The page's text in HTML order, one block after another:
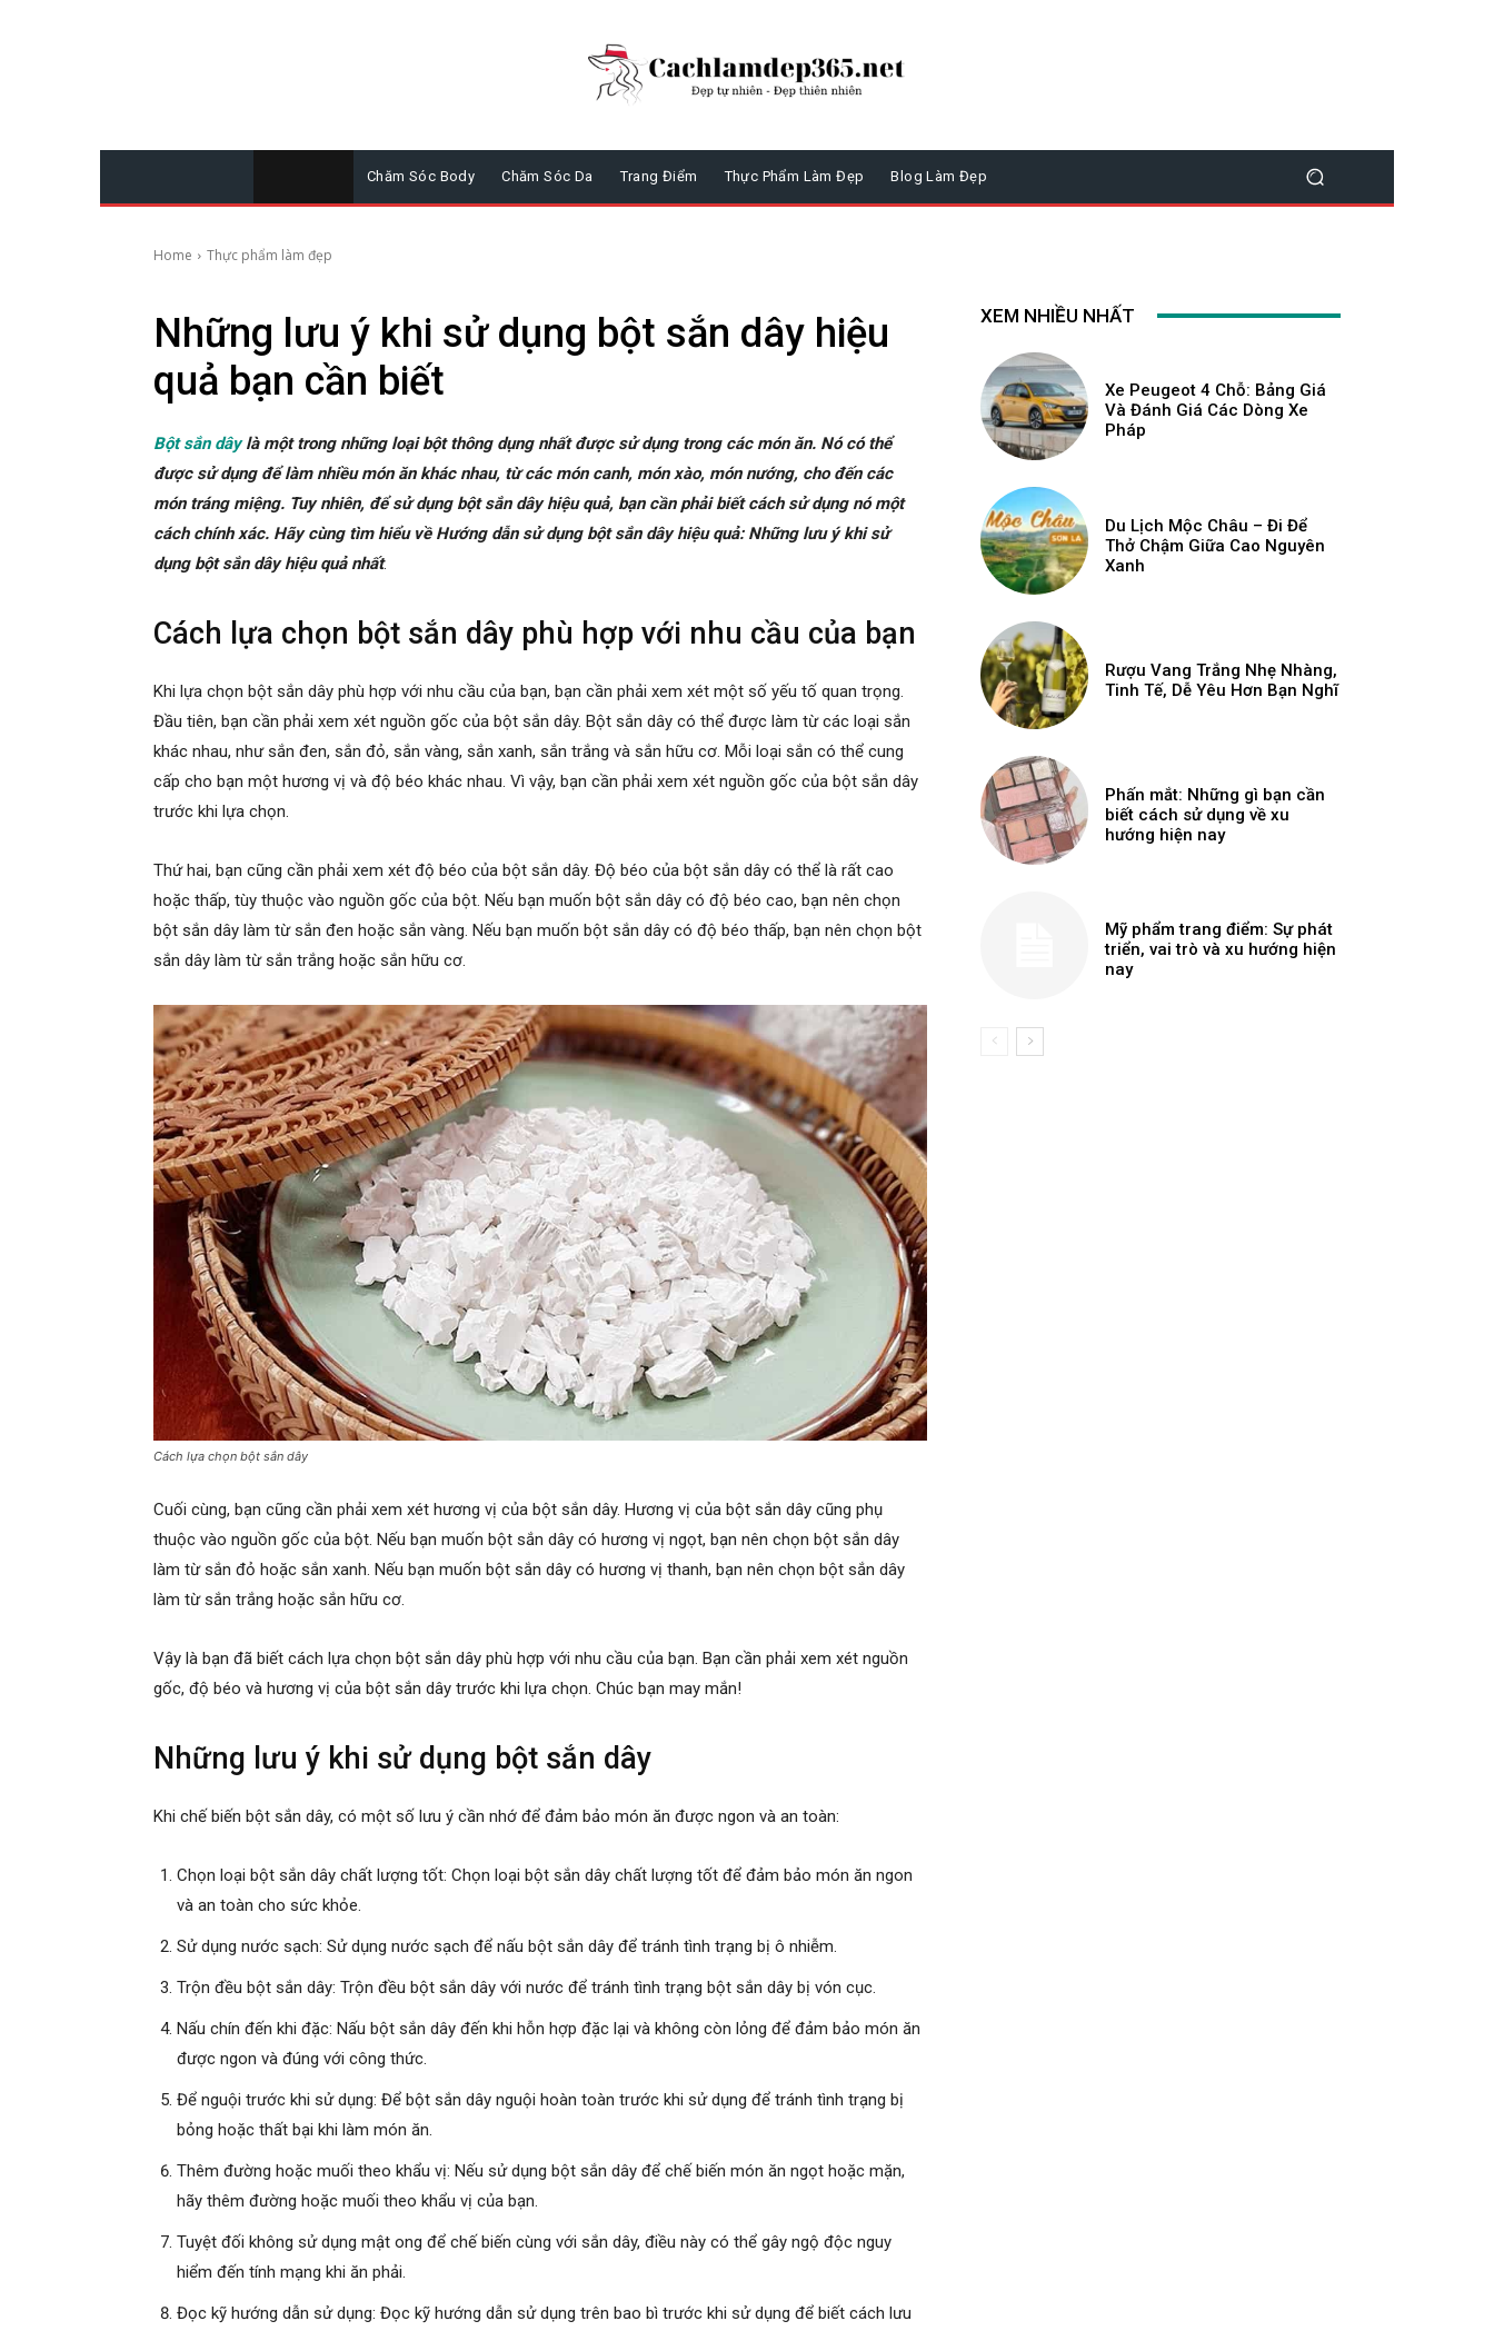
Chăm Sóc Body Chăm Sóc Da Trang Điểm Thực Phẩm Làm Đẹp Blog Làm Đẹp
Home Thực phẩm làm đẹp
Những lưu ý khi sử dụng bột sắn dây hiệu
quả bạn cần biết
Bột sắn dâylà một trong những loại bột thông dụng nhất được sử dụng trong các món ăn. Nó có thể
được sử dụng để làm nhiều món ăn khác nhau, từ các món canh, món xào, món nướng, cho đến các
món tráng miệng. Tuy nhiên, để sử dụng bột sắn dây hiệu quả, bạn cần phải biết cách sử dụng nó một
cách chính xác. Hãy cùng tìm hiểu về Hướng dẫn sử dụng bột sắn dây hiệu quả: Những lưu ý khi sử
dụng bột sắn dây hiệu quả nhất.
Cách lựa chọn bột sắn dây phù hợp với nhu cầu của bạn
Khi lựa chọn bột sắn dây phù hợp với nhu cầu của bạn, bạn cần phải xem xét một số yếu tố quan trọng.
Đầu tiên, bạn cần phải xem xét nguồn gốc của bột sắn dây. Bột sắn dây có thể được làm từ các loại sắn
khác nhau, như sắn đen, sắn đỏ, sắn vàng, sắn xanh, sắn trắng và sắn hữu cơ. Mỗi loại sắn có thể cung
cấp cho bạn một hương vị và độ béo khác nhau. Vì vậy, bạn cần phải xem xét nguồn gốc của bột sắn dây
trước khi lựa chọn.
Thứ hai, bạn cũng cần phải xem xét độ béo của bột sắn dây. Độ béo của bột sắn dây có thể là rất cao
hoặc thấp, tùy thuộc vào nguồn gốc của bột. Nếu bạn muốn bột sắn dây có độ béo cao, bạn nên chọn
bột sắn dây làm từ sắn đen hoặc sắn vàng. Nếu bạn muốn bột sắn dây có độ béo thấp, bạn nên chọn bột
sắn dây làm từ sắn trắng hoặc sắn hữu cơ.
Cách lựa chọn bột sắn dây
Cuối cùng, bạn cũng cần phải xem xét hương vị của bột sắn dây. Hương vị của bột sắn dây cũng phụ
thuộc vào nguồn gốc của bột. Nếu bạn muốn bột sắn dây có hương vị ngọt, bạn nên chọn bột sắn dây
làm từ sắn đỏ hoặc sắn xanh. Nếu bạn muốn bột sắn dây có hương vị thanh, bạn nên chọn bột sắn dây
làm từ sắn trắng hoặc sắn hữu cơ.
Vậy là bạn đã biết cách lựa chọn bột sắn dây phù hợp với nhu cầu của bạn. Bạn cần phải xem xét nguồn
gốc, độ béo và hương vị của bột sắn dây trước khi lựa chọn. Chúc bạn may mắn!
Những lưu ý khi sử dụng bột sắn dây
Khi chế biến bột sắn dây, có một số lưu ý cần nhớ để đảm bảo món ăn được ngon và an toàn:
Chọn loại bột sắn dây chất lượng tốt: Chọn loại bột sắn dây chất lượng tốt để đảm bảo món ăn ngon
và an toàn cho sức khỏe.
Sử dụng nước sạch: Sử dụng nước sạch để nấu bột sắn dây để tránh tình trạng bị ô nhiễm.
Trộn đều bột sắn dây: Trộn đều bột sắn dây với nước để tránh tình trạng bột sắn dây bị vón cục.
Nấu chín đến khi đặc: Nấu bột sắn dây đến khi hỗn hợp đặc lại và không còn lỏng để đảm bảo món ăn
được ngon và đúng với công thức.
Để nguội trước khi sử dụng: Để bột sắn dây nguội hoàn toàn trước khi sử dụng để tránh tình trạng bị
bỏng hoặc thất bại khi làm món ăn.
Thêm đường hoặc muối theo khẩu vị: Nếu sử dụng bột sắn dây để chế biến món ăn ngọt hoặc mặn,
hãy thêm đường hoặc muối theo khẩu vị của bạn.
Tuyệt đối không sử dụng mật ong để chế biến cùng với sắn dây, điều này có thể gây ngộ độc nguy
hiểm đến tính mạng khi ăn phải.
Đọc kỹ hướng dẫn sử dụng: Đọc kỹ hướng dẫn sử dụng trên bao bì trước khi sử dụng để biết cách lưu
XEM NHIỀU NHẤT
Xe Peugeot 4 Chỗ: Bảng Giá
Và Đánh Giá Các Dòng Xe
Pháp
Du Lịch Mộc Châu – Đi Để
Thở Chậm Giữa Cao Nguyên
Xanh
Rượu Vang Trắng Nhẹ Nhàng,
Tinh Tế, Dễ Yêu Hơn Bạn Nghĩ
Phấn mắt: Những gì bạn cần
biết cách sử dụng về xu
hướng hiện nay
Mỹ phẩm trang điểm: Sự phát
triển, vai trò và xu hướng hiện
nay